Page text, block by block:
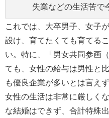
失業などの生活苦で
これでは、大卒男子、女子
設け、育てたくても育てる
い。特に、「男女共同参画
ても、女性の給与は男性と
も優良企業が多いとは言え
女性の生活は非常に厳しく
な結婚はできず、合計特殊